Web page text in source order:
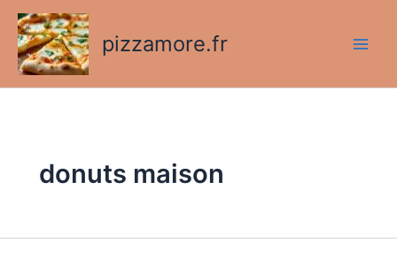
Aller
contenu
pizzamore.fr
donuts maison